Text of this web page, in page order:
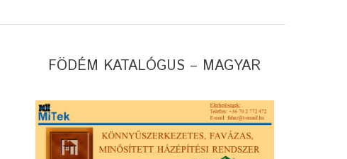
FÖDÉM KATALÓGUS – MAGYAR